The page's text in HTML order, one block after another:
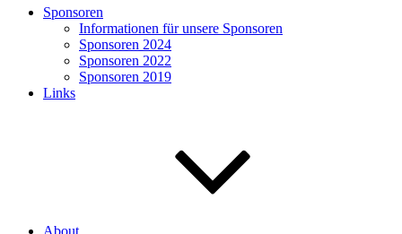
Sponsoren
Informationen für unsere Sponsoren
Sponsoren 2024
Sponsoren 2022
Sponsoren 2019
Links
About